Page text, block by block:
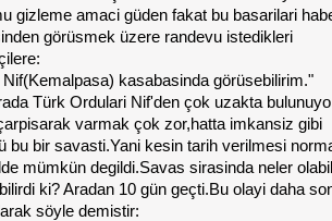
gizleme amaci güden fakat bu basarilari
görüsmek üzere randevu istedikleri
kasabasinda görüsebilirim."
Türk Ordulari Nif'den çok uzakta
varmak çok zor,hatta imkansiz gibi
bu bir savasti.Yani kesin tarih verilmesi
mümkün degildi.Savas sirasinda neler
ki? Aradan 10 gün geçti.Bu olayi daha
söyle demistir: